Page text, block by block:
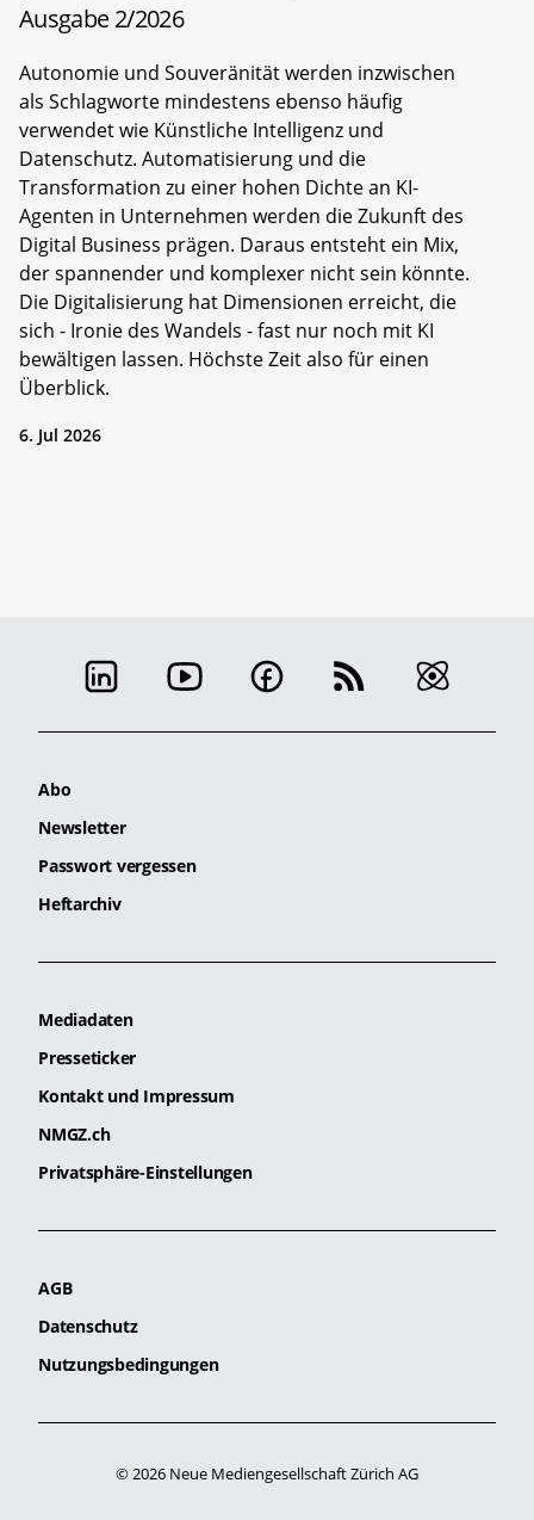
Ausgabe 2/2026
Autonomie und Souveränität werden inzwischen
als Schlagworte mindestens ebenso häufig
verwendet wie Künstliche Intelligenz und
Datenschutz. Automatisierung und die
Transformation zu einer hohen Dichte an KI-
Agenten in Unternehmen werden die Zukunft des
Digital Business prägen. Daraus entsteht ein Mix,
der spannender und komplexer nicht sein könnte.
Die Digitalisierung hat Dimensionen erreicht, die
sich - Ironie des Wandels - fast nur noch mit KI
bewältigen lassen. Höchste Zeit also für einen
Überblick.
6. Jul 2026
Abo
Newsletter
Passwort vergessen
Heftarchiv
Mediadaten
Presseticker
Kontakt und Impressum
NMGZ.ch
Privatsphäre-Einstellungen
AGB
Datenschutz
Nutzungsbedingungen
© 2026 Neue Mediengesellschaft Zürich AG